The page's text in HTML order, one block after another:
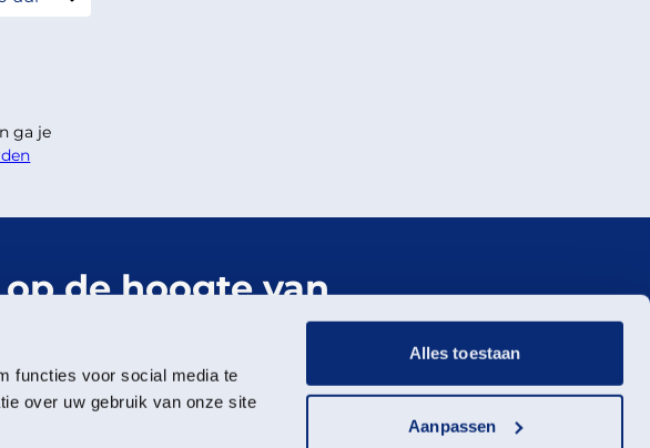
functies voor social media te
over uw gebruik van onze site
Alles toestaan
Aanpassen
ga je
de hoogte van
Groninger Landschap
aan voor de nieuwsbrief